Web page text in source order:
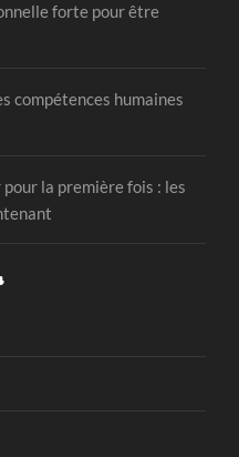
forte pour être
compétences humaines
la première fois : les